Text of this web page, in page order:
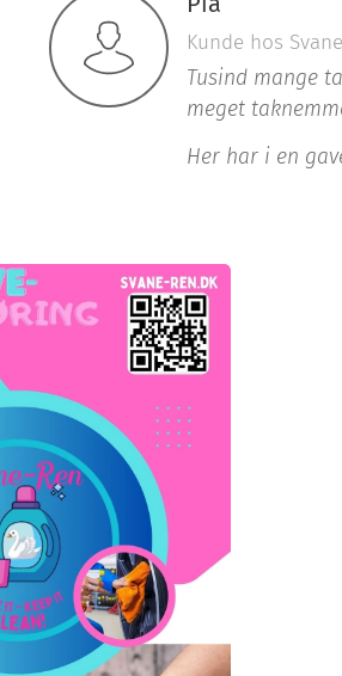
Kunde hos
Tusind mange
meget
Her har i en